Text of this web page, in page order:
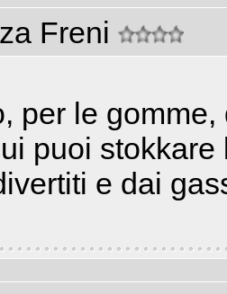
Freni
per le
puoi stokkare
e dai